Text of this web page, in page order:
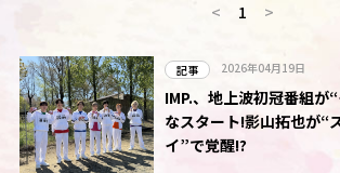
< 1 >
記事 2026年04月19日
IMP.、地上波初冠番組が
なスタート!影山拓也が“
イ”で覚醒!?